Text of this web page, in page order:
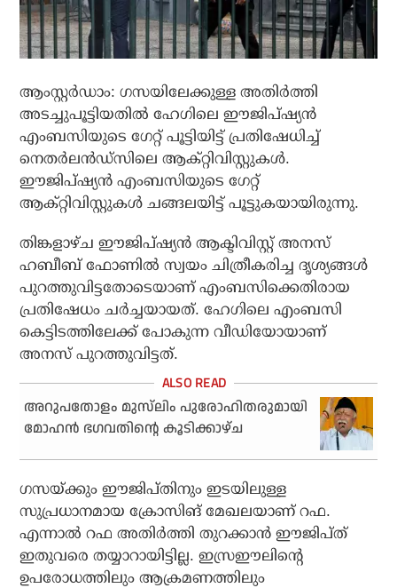
ആംസ്റ്റര്‍ഡാം: ഗസയിലേക്കുള്ള അതിര്‍ത്തി
അടച്ചുപൂട്ടിയതില്‍ ഹേഗിലെ ഈജിപ്ഷ്യന്‍
എംബസിയുടെ ഗേറ്റ് പൂട്ടിയിട്ട് പ്രതിഷേധിച്ച്
നെതര്‍ലന്‍ഡ്സിലെ ആക്റ്റിവിസ്റ്റുകള്‍.
ഈജിപ്ഷ്യന്‍ എംബസിയുടെ ഗേറ്റ്
ആക്റ്റിവിസ്റ്റുകള്‍ ചങ്ങലയിട്ട് പൂട്ടുകയായിരുന്നു.
തിങ്കളാഴ്ച ഈജിപ്ഷ്യന്‍ ആക്ടിവിസ്റ്റ് അനസ്
ഹബീബ് ഫോണില്‍ സ്വയം ചിത്രീകരിച്ച ദൃശ്യങ്ങള്‍
പുറത്തുവിട്ടതോടെയാണ് എംബസിക്കെതിരായ
പ്രതിഷേധം ചര്‍ച്ചയായത്. ഹേഗിലെ എംബസി
കെട്ടിടത്തിലേക്ക് പോകുന്ന വീഡിയോയാണ്
അനസ് പുറത്തുവിട്ടത്.
അറുപതോളം മുസ്‌ലിം പുരോഹിതരുമായി
മോഹന്‍ ഭഗവതിന്റെ കൂടിക്കാഴ്ച
ഗസയ്ക്കും ഈജിപ്തിനും ഇടയിലുള്ള
സുപ്രധാനമായ ക്രോസിങ് മേഖലയാണ് റഫ.
എന്നാല്‍ റഫ അതിര്‍ത്തി തുറക്കാന്‍ ഈജിപ്ത്
ഇതുവരെ തയ്യാറായിട്ടില്ല. ഇസ്രഈലിന്റെ
ഉപരോധത്തിലും ആക്രമണത്തിലും